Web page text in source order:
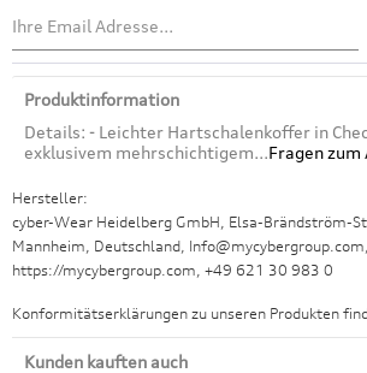
Produktinformation
Details: - Leichter Hartschalenkoffer in
exklusivem mehrschichtigem...Fragen
Hersteller:
cyber-Wear Heidelberg GmbH, Elsa-Brändström-
Mannheim, Deutschland, Info@mycybergroup.com,
https://mycybergroup.com, +49 621 30 983 0
Konformitätserklärungen zu unseren Produkten
Kunden kauften auch